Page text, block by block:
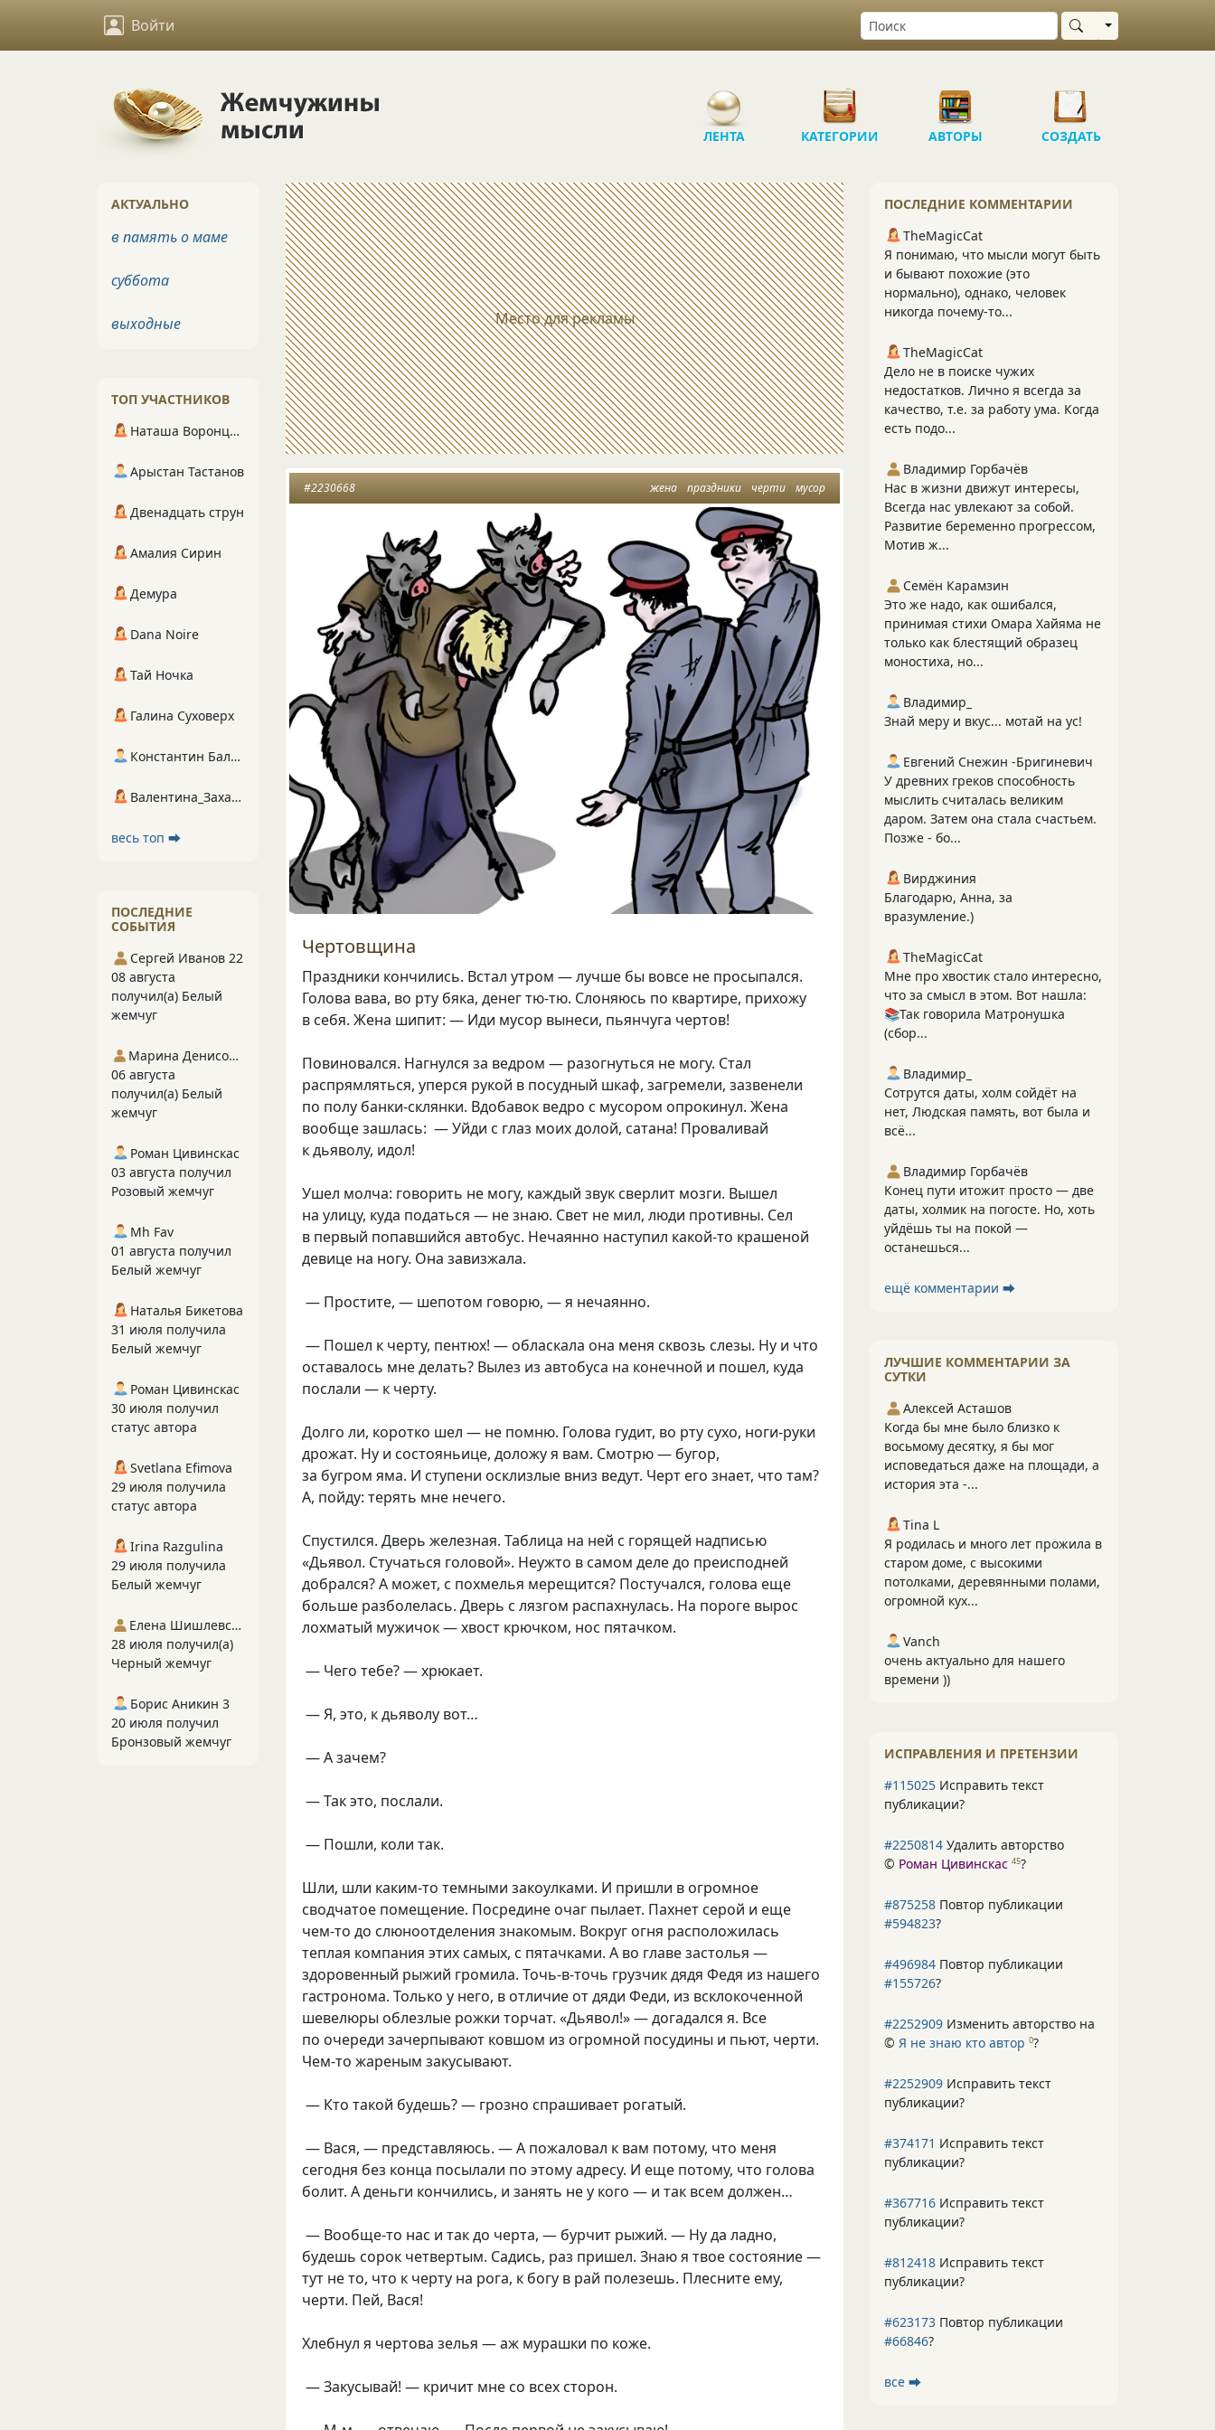
Войти Выбрать область
ЛЕНТА КАТЕГОРИИ АВТОРЫ СОЗДАТЬ
Место для рекламы
жена праздники черти мусор
#2230668
Чертовщина
Праздники кончились. Встал утром — лучше бы вовсе не просыпался.
Голова вава, во рту бяка, денег тю-тю. Слоняюсь по квартире, прихожу
в себя. Жена шипит: — Иди мусор вынеси, пьянчуга чертов!
Повиновался. Нагнулся за ведром — разогнуться не могу. Стал
распрямляться, уперся рукой в посудный шкаф, загремели, зазвенели
по полу банки-склянки. Вдобавок ведро с мусором опрокинул. Жена
вообще зашлась: — Уйди с глаз моих долой, сатана! Проваливай
к дьяволу, идол!
Ушел молча: говорить не могу, каждый звук сверлит мозги. Вышел
на улицу, куда податься — не знаю. Свет не мил, люди противны. Сел
в первый попавшийся автобус. Нечаянно наступил какой-то крашеной
девице на ногу. Она завизжала.
— Простите, — шепотом говорю, — я нечаянно.
— Пошел к черту, пентюх! — обласкала она меня сквозь слезы. Ну и что
оставалось мне делать? Вылез из автобуса на конечной и пошел, куда
послали — к черту.
Долго ли, коротко шел — не помню. Голова гудит, во рту сухо, ноги-руки
дрожат. Ну и состояньице, доложу я вам. Смотрю — бугор,
за бугром яма. И ступени осклизлые вниз ведут. Черт его знает, что там?
А, пойду: терять мне нечего.
Спустился. Дверь железная. Таблица на ней с горящей надписью
«Дьявол. Стучаться головой». Неужто в самом деле до преисподней
добрался? А может, с похмелья мерещится? Постучался, голова еще
больше разболелась. Дверь с лязгом распахнулась. На пороге вырос
лохматый мужичок — хвост крючком, нос пятачком.
— Чего тебе? — хрюкает.
— Я, это, к дьяволу вот…
— А зачем?
— Так это, послали.
— Пошли, коли так.
Шли, шли каким-то темными закоулками. И пришли в огромное
сводчатое помещение. Посредине очаг пылает. Пахнет серой и еще
чем-то до слюноотделения знакомым. Вокруг огня расположилась
теплая компания этих самых, с пятачками. А во главе застолья —
здоровенный рыжий громила. Точь-в-точь грузчик дядя Федя из нашего
гастронома. Только у него, в отличие от дяди Феди, из всклокоченной
шевелюры облезлые рожки торчат. «Дьявол!» — догадался я. Все
по очереди зачерпывают ковшом из огромной посудины и пьют, черти.
Чем-то жареным закусывают.
— Кто такой будешь? — грозно спрашивает рогатый.
— Вася, — представляюсь. — А пожаловал к вам потому, что меня
сегодня без конца посылали по этому адресу. И еще потому, что голова
болит. А деньги кончились, и занять не у кого — и так всем должен…
— Вообще-то нас и так до черта, — бурчит рыжий. — Ну да ладно,
будешь сорок четвертым. Садись, раз пришел. Знаю я твое состояние —
тут не то, что к черту на рога, к богу в рай полезешь. Плесните ему,
черти. Пей, Вася!
Хлебнул я чертова зелья — аж мурашки по коже.
— Закусывай! — кричит мне со всех сторон.
ПОСЛЕДНИЕ КОММЕНТАРИИ
TheMagicCat
Я понимаю, что мысли могут быть
и бывают похожие (это
нормально), однако, человек
никогда почему-то...
TheMagicCat
Дело не в поиске чужих
недостатков. Лично я всегда за
качество, т.е. за работу ума. Когда
есть подо...
Владимир Горбачёв
Нас в жизни движут интересы,
Всегда нас увлекают за собой.
Развитие беременно прогрессом,
Мотив ж...
Семён Карамзин
Это же надо, как ошибался,
принимая стихи Омара Хайяма не
только как блестящий образец
моностиха, но...
Владимир_
Знай меру и вкус... мотай на ус!
Евгений Снежин -Бригиневич
У древних греков способность
мыслить считалась великим
даром. Затем она стала счастьем.
Позже - бо...
Вирджиния
Благодарю, Анна, за
вразумление.)
TheMagicCat
Мне про хвостик стало интересно,
что за смысл в этом. Вот нашла:
📚Так говорила Матронушка
(сбор...
Владимир_
Сотрутся даты, холм сойдёт на
нет, Людская память, вот была и
всё...
Владимир Горбачёв
Конец пути итожит просто — две
даты, холмик на погосте. Но, хоть
уйдёшь ты на покой —
останешься...
ещё комментарии ⮕
ЛУЧШИЕ КОММЕНТАРИИ ЗА
СУТКИ
Алексей Асташов
Когда бы мне было близко к
восьмому десятку, я бы мог
исповедаться даже на площади, а
история эта -...
Tina L
Я родилась и много лет прожила в
старом доме, с высокими
потолками, деревянными полами,
огромной кух...
Vanch
очень актуально для нашего
времени ))
ИСПРАВЛЕНИЯ И ПРЕТЕНЗИИ
#115025 Исправить текст
публикации?
#2250814 Удалить авторство
© Роман Цивинскас 45?
#875258 Повтор публикации
#594823?
#496984 Повтор публикации
#155726?
#2252909 Изменить авторство на
© Я не знаю кто автор 0?
#2252909 Исправить текст
публикации?
#374171 Исправить текст
публикации?
#367716 Исправить текст
публикации?
#812418 Исправить текст
публикации?
#623173 Повтор публикации
#66846?
все ⮕
АКТУАЛЬНО
в память о маме
суббота
выходные
ТОП УЧАСТНИКОВ
Наташа Воронцова
Арыстан Тастанов
Двенадцать струн
Амалия Сирин
Демура
Dana Noire
Тай Ночка
Галина Суховерх
Константин Балухта
Валентина_Захарова
весь топ ⮕
ПОСЛЕДНИЕ
СОБЫТИЯ
Сергей Иванов 22
08 августа
получил(а) Белый
жемчуг
Марина Денисова 5
06 августа
получил(а) Белый
жемчуг
Роман Цивинскас
03 августа получил
Розовый жемчуг
Mh Fav
01 августа получил
Белый жемчуг
Наталья Бикетова
31 июля получила
Белый жемчуг
Роман Цивинскас
30 июля получил
статус автора
Svetlana Efimova
29 июля получила
статус автора
Irina Razgulina
29 июля получила
Белый жемчуг
Елена Шишлевская
28 июля получил(а)
Черный жемчуг
Борис Аникин 3
20 июля получил
Бронзовый жемчуг